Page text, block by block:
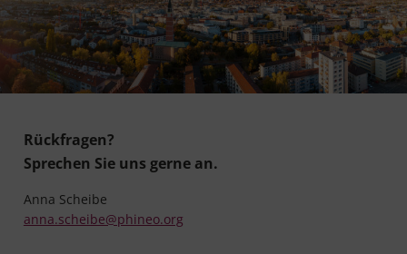
Rückfragen?
Sprechen Sie uns gerne an.
Anna Scheibe
anna.scheibe@phineo.org